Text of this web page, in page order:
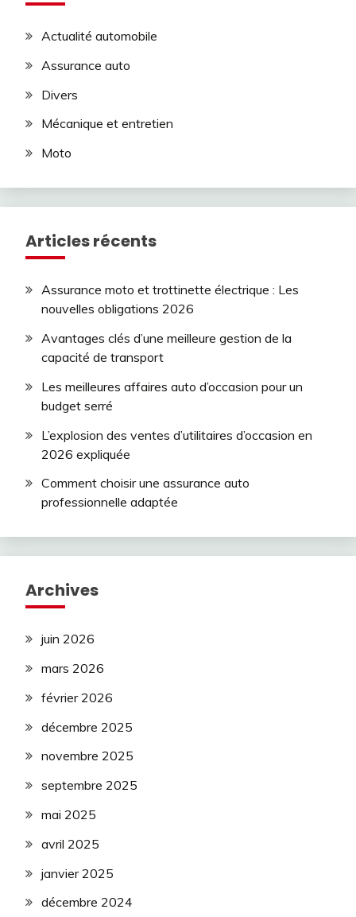
Actualité automobile
Assurance auto
Divers
Mécanique et entretien
Moto
Articles récents
Assurance moto et trottinette électrique : Les
nouvelles obligations 2026
Avantages clés d’une meilleure gestion de la
capacité de transport
Les meilleures affaires auto d’occasion pour un
budget serré
L’explosion des ventes d’utilitaires d’occasion en
2026 expliquée
Comment choisir une assurance auto
professionnelle adaptée
Archives
juin 2026
mars 2026
février 2026
décembre 2025
novembre 2025
septembre 2025
mai 2025
avril 2025
janvier 2025
décembre 2024